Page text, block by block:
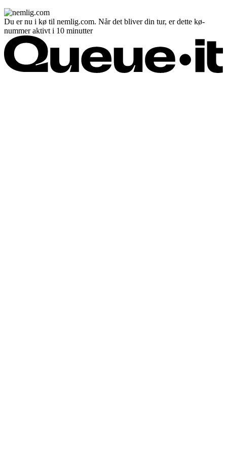
Du er nu i kø til nemlig.com. Når det bliver din tur, er dette kø-
nummer aktivt i 10 minutter